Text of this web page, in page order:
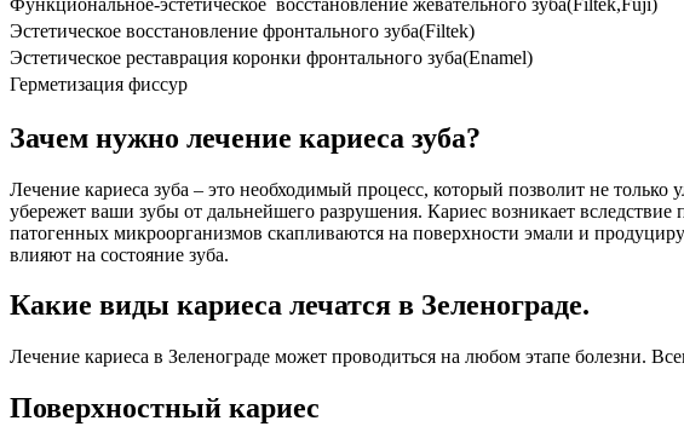
Эстетическое восстановление фронтального зуба(Filtek)
Эстетическое реставрация коронки фронтального зуба(Enamel)
Герметизация фиссур
Зачем нужно лечение кариеса зуба?
Лечение кариеса зуба – это необходимый процесс, который позволит не
убережет ваши зубы от дальнейшего разрушения. Кариес возникает
патогенных микроорганизмов скапливаются на поверхности эмали и
влияют на состояние зуба.
Какие виды кариеса лечатся в Зеленограде.
Лечение кариеса в Зеленограде может проводиться на любом этапе болезни.
Поверхностный кариес